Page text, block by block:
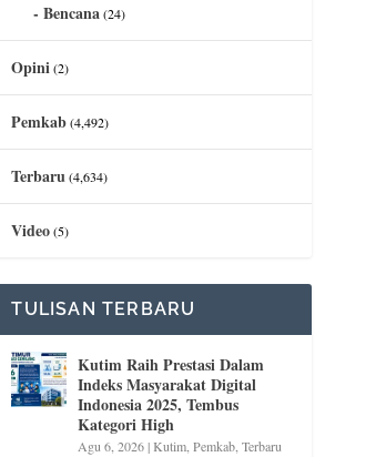
Bencana(24)
Opini(2)
Pemkab(4,492)
Terbaru(4,634)
Video(5)
TULISAN TERBARU
Kutim Raih Prestasi Dalam
Indeks Masyarakat Digital
Indonesia 2025, Tembus
Kategori High
Agu 6, 2026|Kutim,Pemkab,Terbaru